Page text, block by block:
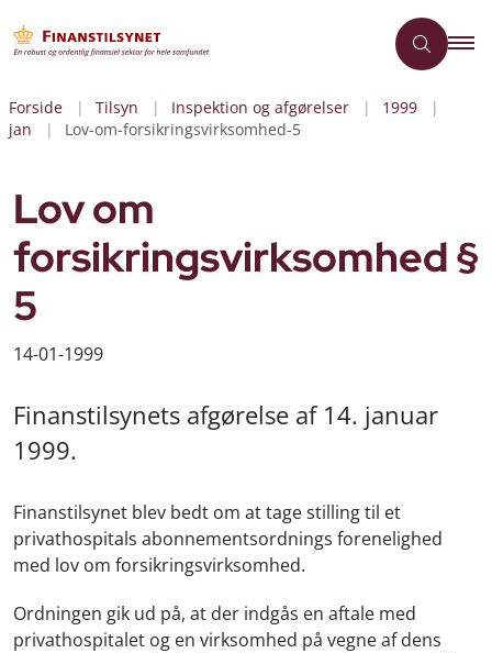
Forside Tilsyn Inspektion og afgørelser
1999
jan
Lov-om-forsikringsvirksomhed-5
Lov om
forsikringsvirksomhed §
5
14-01-1999
Finanstilsynets afgørelse af 14. januar
1999.
Finanstilsynet blev bedt om at tage stilling til et
privathospitals abonnementsordnings forenelighed
med lov om forsikringsvirksomhed.
Ordningen gik ud på, at der indgås en aftale med
privathospitalet og en virksomhed på vegne af dens